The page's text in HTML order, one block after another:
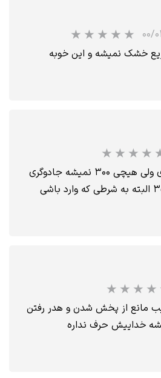
۳۰
خشک نمیشه و این خوبه
اینم خوبه از نظر زبری ولی هیچی ۳۰۰ نمیشه جادوگری
مانع از پخش شدن و هدر رفتن
خداییش حرف نداره